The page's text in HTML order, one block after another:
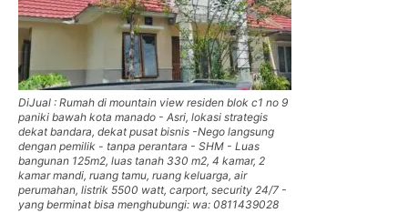
DiJual : Rumah di mountain view residen blok c1 no 9
paniki bawah kota manado - Asri, lokasi strategis
dekat bandara, dekat pusat bisnis -Nego langsung
dengan pemilik - tanpa perantara - SHM - Luas
bangunan 125m2, luas tanah 330 m2, 4 kamar, 2
kamar mandi, ruang tamu, ruang keluarga, air
perumahan, listrik 5500 watt, carport, security 24/7 -
yang berminat bisa menghubungi: wa: 0811439028